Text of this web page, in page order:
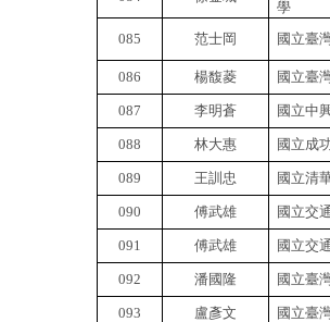
學
085
范士岡 國立臺
086 楊馥菱 國立臺
087 李明蒼 國立中
088 林大惠 國立成
089 王訓忠 國立清
090 傅武雄 國立交
091 傅武雄 國立交
092 潘國隆 國立臺
093 盧彥文 國立臺